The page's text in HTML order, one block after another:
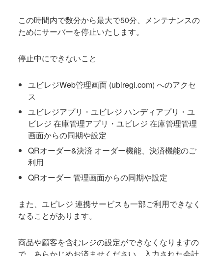
この時間内で数分から最大で50分、メンテナンスの
ためにサーバーを停止いたします。
停止中にできないこと
ユビレジWeb管理画面 (ubiregi.com) へのアクセ
ス
ユビレジアプリ・ユビレジ ハンディアプリ・ユ
ビレジ 在庫管理アプリ・ユビレジ 在庫管理管理
画面からの同期や設定
QRオーダー&決済 オーダー機能、決済機能のご
利用
QRオーダー 管理画面からの同期や設定
また、ユビレジ 連携サービスも一部ご利用できなく
なることがあります。
商品や顧客を含むレジの設定ができなくなりますの